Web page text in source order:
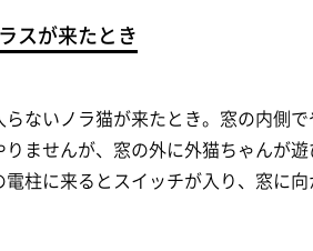
スが来たとき
らないノラ猫が来たとき。窓の内側
りませんが、窓の外に外猫ちゃんが
電柱に来るとスイッチが入り、窓に